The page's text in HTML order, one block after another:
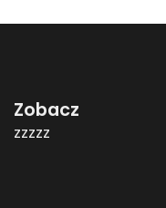
Zobacz
zzzzz